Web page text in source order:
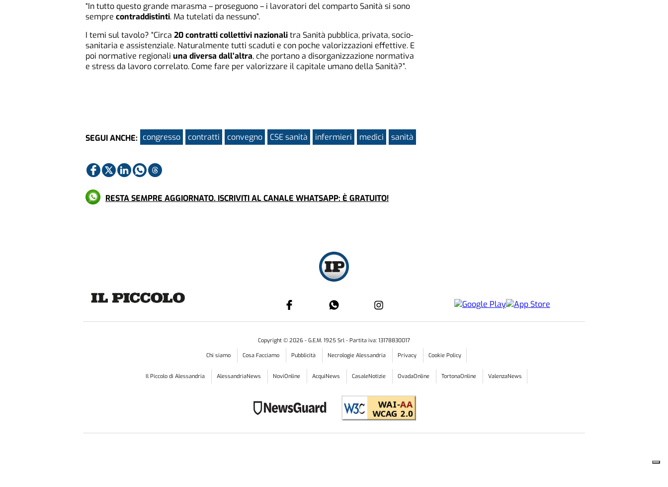
“In tutto questo grande marasma – proseguono – i lavoratori del comparto Sanità si sono
sempre contraddistinti. Ma tutelati da nessuno”.
I temi sul tavolo? “Circa 20 contratti collettivi nazionalitra Sanità pubblica, privata, socio-
sanitaria e assistenziale. Naturalmente tutti scaduti e con poche valorizzazioni effettive. E
poi normative regionali una diversa dall’altra, che portano a disorganizzazione normativa
e stress da lavoro correlato. Come fare per valorizzare il capitale umano della Sanità?”.
SEGUI ANCHE: congresso contratti convegno CSE sanità infermieri medici sanità
RESTA SEMPRE AGGIORNATO. ISCRIVITI AL CANALE WHATSAPP: È GRATUITO!
Copyright © 2026 - G.E.M. 1925 Srl - Partita iva: 13178830017
Chi siamo
Cosa Facciamo Pubblicità Necrologie Alessandria Privacy Cookie Policy
Il Piccolo di Alessandria AlessandriaNews NoviOnline AcquiNews CasaleNotizie OvadaOnline TortonaOnline ValenzaNews